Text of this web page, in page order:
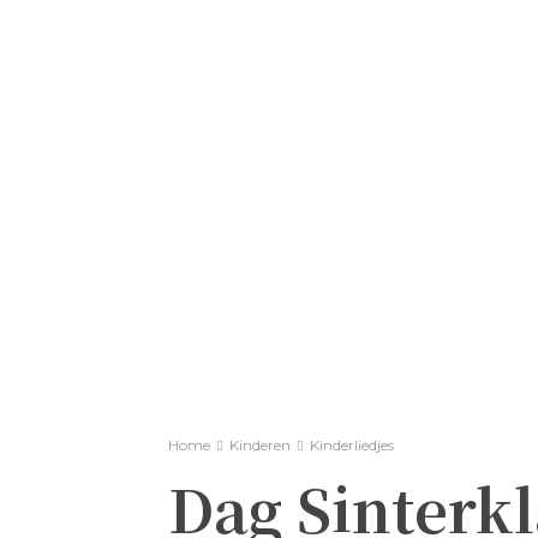
Home Kinderen Kinderliedjes
Dag